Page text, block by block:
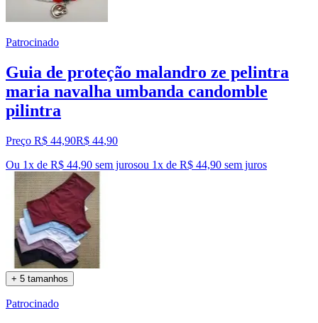
Patrocinado
Guia de proteção malandro ze pelintra
maria navalha umbanda candomble
pilintra
Preço R$ 44,90R$ 44,90
Ou 1x de R$ 44,90 sem jurosou 1x de R$ 44,90 sem juros
+ 5 tamanhos
Patrocinado